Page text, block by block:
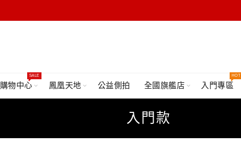
購物中心
SALE
鳳凰天地 公益側拍 全國旗艦店 入門專區
HOT
入門款